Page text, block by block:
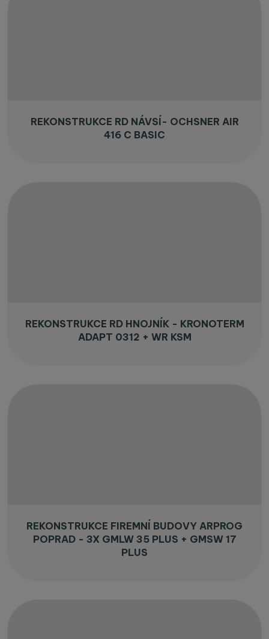
REKONSTRUKCE RD NÁVSÍ- OCHSNER AIR
416 C BASIC
REKONSTRUKCE RD HNOJNÍK - KRONOTERM
ADAPT 0312 + WR KSM
REKONSTRUKCE FIREMNÍ BUDOVY ARPROG
POPRAD - 3X GMLW 35 PLUS + GMSW 17
PLUS